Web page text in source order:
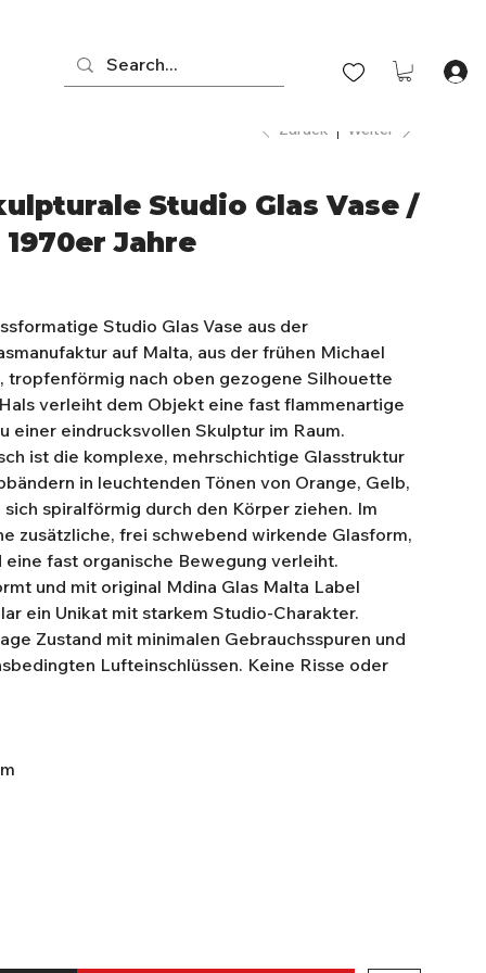
Zurück Weiter
Studio Glas Vase /
Jahre
Studio Glas Vase aus der
auf Malta, aus der frühen Michael
tropfenförmig nach oben gezogene Silhouette
verleiht dem Objekt eine fast flammenartige
einer eindrucksvollen Skulptur im Raum.
ist die komplexe, mehrschichtige Glasstruktur
in leuchtenden Tönen von Orange, Gelb,
sich spiralförmig durch den Körper ziehen. Im
zusätzliche, frei schwebend wirkende Glasform,
fast organische Bewegung verleiht.
und mit original Mdina Glas Malta Label
ein Unikat mit starkem Studio-Charakter.
Zustand mit minimalen Gebrauchsspuren und
Lufteinschlüssen. Keine Risse oder